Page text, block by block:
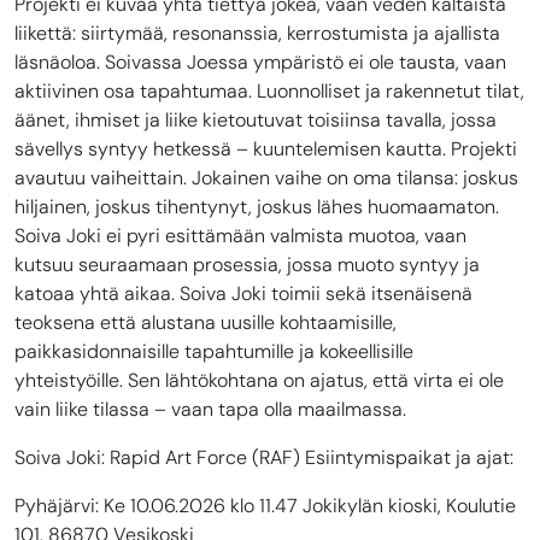
liikettä: siirtymää, resonanssia, kerrostumista ja ajallista
läsnäoloa. Soivassa Joessa ympäristö ei ole tausta, vaan
aktiivinen osa tapahtumaa. Luonnolliset ja rakennetut tilat,
äänet, ihmiset ja liike kietoutuvat toisiinsa tavalla, jossa
sävellys syntyy hetkessä – kuuntelemisen kautta. Projekti
avautuu vaiheittain. Jokainen vaihe on oma tilansa: joskus
hiljainen, joskus tihentynyt, joskus lähes huomaamaton.
Soiva Joki ei pyri esittämään valmista muotoa, vaan
kutsuu seuraamaan prosessia, jossa muoto syntyy ja
katoaa yhtä aikaa. Soiva Joki toimii sekä itsenäisenä
teoksena että alustana uusille kohtaamisille,
paikkasidonnaisille tapahtumille ja kokeellisille
yhteistyöille. Sen lähtökohtana on ajatus, että virta ei ole
vain liike tilassa – vaan tapa olla maailmassa.
Soiva Joki: Rapid Art Force (RAF) Esiintymispaikat ja ajat:
Pyhäjärvi: Ke 10.06.2026 klo 11.47 Jokikylän kioski, Koulutie
101, 86870 Vesikoski